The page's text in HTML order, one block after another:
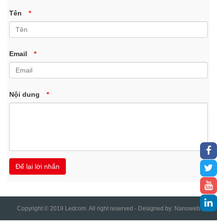
Tên *
Email *
Nội dung *
Copyright © 2019 Ledcom. All right reserved - Designed by: Nanoweb